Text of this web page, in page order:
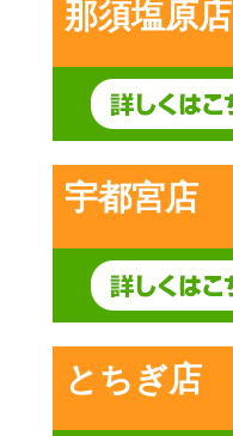
那須塩原店
宇都宮店
とちぎ店